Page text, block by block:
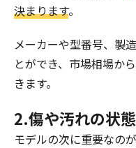
決まります。
メーカーや型番号、製
とができ、市場相場か
きます。
2.傷や汚れの状態
モデルの次に重要なのが